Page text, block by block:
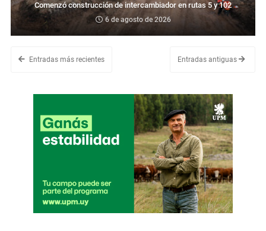
Comenzó construcción de intercambiador en rutas 5 y 102
6 de agosto de 2026
Entradas más recientes Entradas antiguas